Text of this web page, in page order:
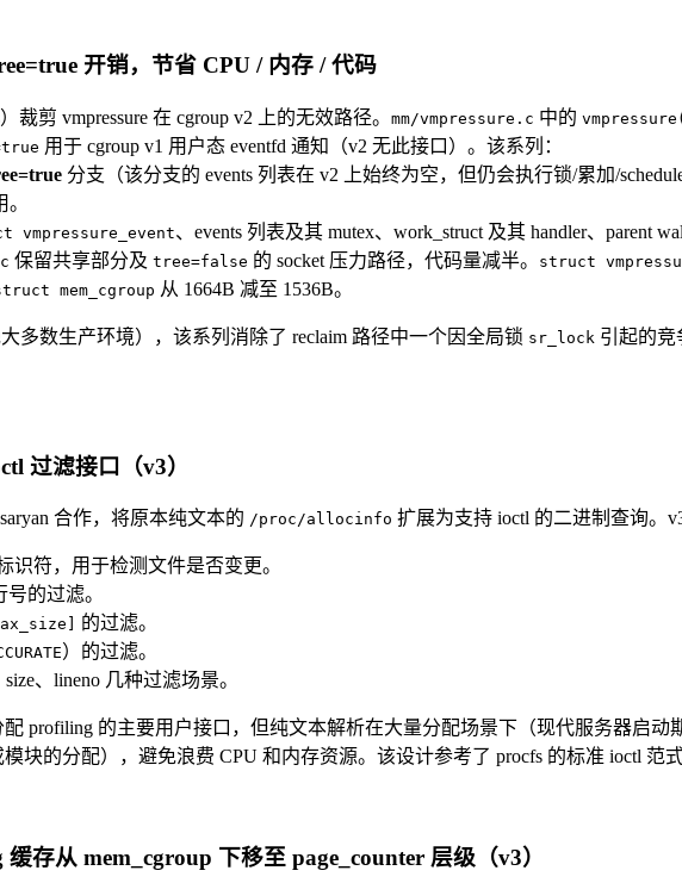
开销，节省 CPU / 内存 / 代码
裁剪 vmpressure 在 cgroup v2 上的无效路径。 mm/vmpressure.c 中的
用于 cgroup v1 用户态 eventfd 通知（v2 无此接口）。该系列：
分支（该分支的 events 列表在 v2 上始终为空，但仍会执行锁/累加/
vmpressure_event、events 列表及其 mutex、work_struct 及其 handler、parent
保留共享部分及 tree=false 的 socket 压力路径，代码量减半。 struct
mem_cgroup 从 1664B 减至 1536B。
多数生产环境），该系列消除了 reclaim 路径中一个因全局锁 sr_lock 引起的竞
过滤接口（v3）
合作，将原本纯文本的 /proc/allocinfo 扩展为支持 ioctl 的二进制查询。
识符，用于检测文件是否变更。
的过滤。
的过滤。
）的过滤。
、lineno 几种过滤场景。
profiling 的主要用户接口，但纯文本解析在大量分配场景下（现代服务器启
块的分配），避免浪费 CPU 和内存资源。该设计参考了 procfs 的标准 ioctl 范式
存从 mem_cgroup 下移至 page_counter 层级（v3）